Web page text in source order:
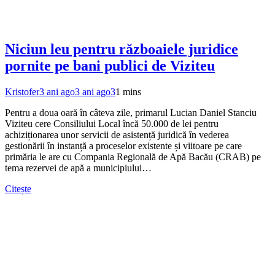
Niciun leu pentru războaiele juridice
pornite pe bani publici de Viziteu
Kristofer3 ani ago3 ani ago31 mins
Pentru a doua oară în câteva zile, primarul Lucian Daniel Stanciu
Viziteu cere Consiliului Local încă 50.000 de lei pentru
achiziționarea unor servicii de asistență juridică în vederea
gestionării în instanță a proceselor existente și viitoare pe care
primăria le are cu Compania Regională de Apă Bacău (CRAB) pe
tema rezervei de apă a municipiului…
Citește